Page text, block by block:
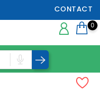
CONTACT
0